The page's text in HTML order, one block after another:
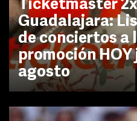
Ticketmaster
Guadalajara:
de conciertos a
promoción HOY
agosto